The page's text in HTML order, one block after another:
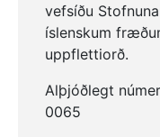
vefsíðu
íslenskum
uppflettiorð.
Alþjóðlegt
0065